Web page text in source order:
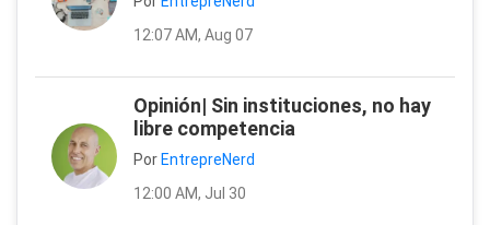
12:07 AM, Aug 07
Opinión| Sin instituciones, no hay
libre competencia
Por EntrepreNerd
12:00 AM, Jul 30